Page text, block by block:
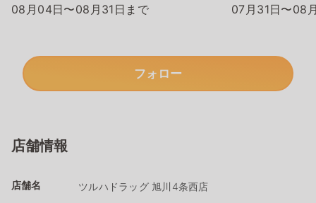
08月04日〜08月31日まで 07月31日〜08
フォロー
店舗情報
店舗名 ツルハドラッグ 旭川4条西店